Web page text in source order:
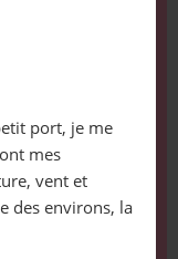
port, je me
mes
vent et
des environs, la